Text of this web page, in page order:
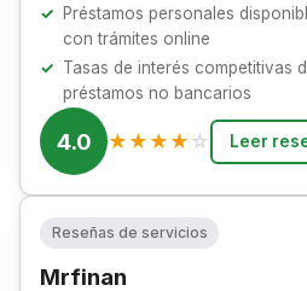
Préstamos personales
con trámites online
Tasas de interés competitivas
préstamos no bancarios
4.0 ★ ★ ★ ★ ☆ Leer
Reseñas de servicios
Mrfinan